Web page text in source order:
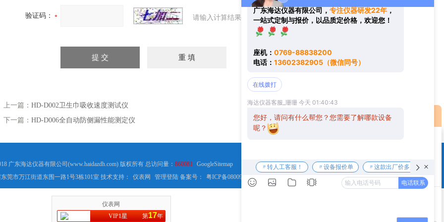
在线交流
服务，请问您要咨询什么问题呢？
联系！
验证码： 请输入计算结果（填写阿拉伯数字），如：三加四=7
上一篇： HD-D002卫生巾吸收速度测试仪
下一篇： HD-D006全自动防侧漏性能测定仪
广东海达仪器有限公司(www.haidazdh.com) 版权所有 总访问量： 860081
GoogleSitemap
莞市万江街道东围一路1号3栋101室 技术支持：
仪表网 管理登陆备案号： 粤ICP备08009758号
仪表网
VIP1星
第17年